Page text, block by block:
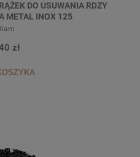
DO USUWANIA RDZY
METAL INOX 125
zł